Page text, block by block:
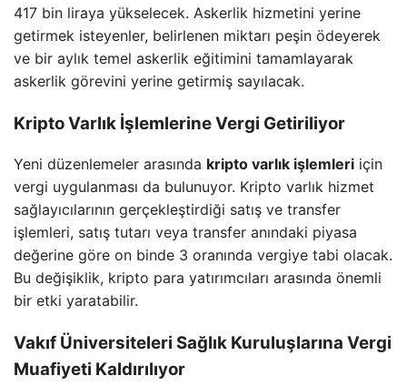
417 bin liraya yükselecek. Askerlik hizmetini yerine
getirmek isteyenler, belirlenen miktarı peşin ödeyerek
ve bir aylık temel askerlik eğitimini tamamlayarak
askerlik görevini yerine getirmiş sayılacak.
Kripto Varlık İşlemlerine Vergi Getiriliyor
Yeni düzenlemeler arasında kripto varlık işlemleri için
vergi uygulanması da bulunuyor. Kripto varlık hizmet
sağlayıcılarının gerçekleştirdiği satış ve transfer
işlemleri, satış tutarı veya transfer anındaki piyasa
değerine göre on binde 3 oranında vergiye tabi olacak.
Bu değişiklik, kripto para yatırımcıları arasında önemli
bir etki yaratabilir.
Vakıf Üniversiteleri Sağlık Kuruluşlarına Vergi
Muafiyeti Kaldırılıyor